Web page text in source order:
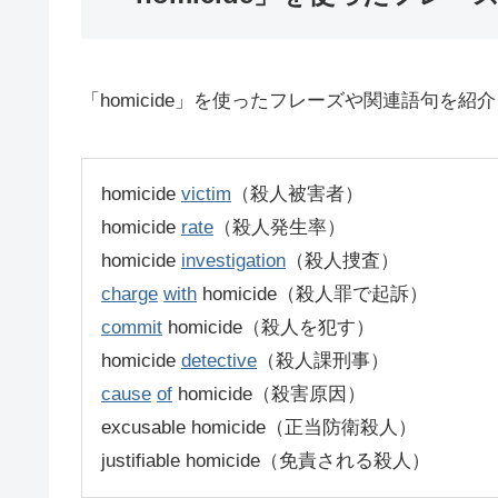
「homicide」を使ったフレーズや関連語句を紹介
homicide victim （殺人被害者）
homicide rate （殺人発生率）
homicide investigation （殺人捜査）
charge with homicide（殺人罪で起訴）
commit homicide（殺人を犯す）
homicide detective （殺人課刑事）
cause of homicide（殺害原因）
excusable homicide（正当防衛殺人）
justifiable homicide（免責される殺人）